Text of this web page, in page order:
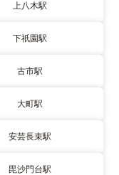
上八木駅
下祇園駅
古市駅
大町駅
安芸長束駅
毘沙門台駅